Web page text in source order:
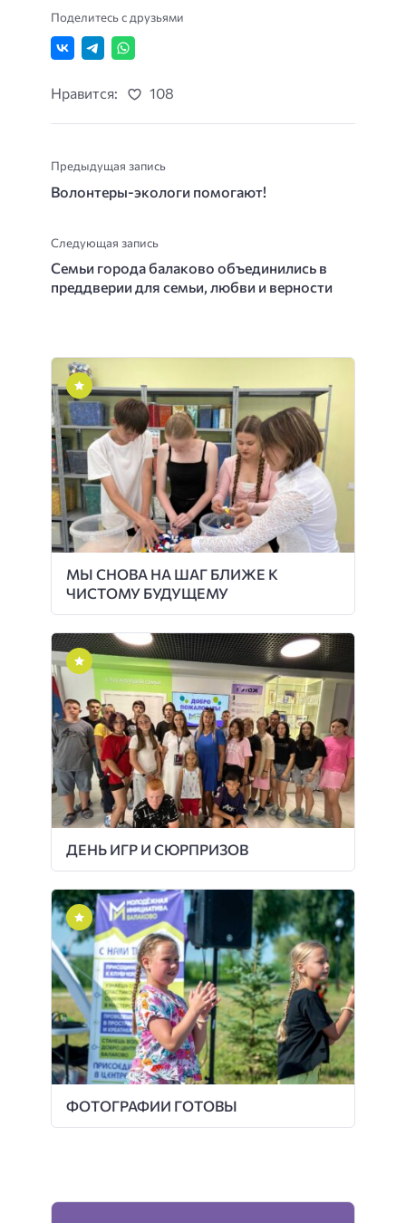
Поделитесь с друзьями
Нравится: 108
Предыдущая запись
Волонтеры-экологи помогают!
Следующая запись
Семьи города балаково объединились в
преддверии для семьи, любви и верности
МЫ СНОВА НА ШАГ БЛИЖЕ К
ЧИСТОМУ БУДУЩЕМУ
ДЕНЬ ИГР И СЮРПРИЗОВ
ФОТОГРАФИИ ГОТОВЫ